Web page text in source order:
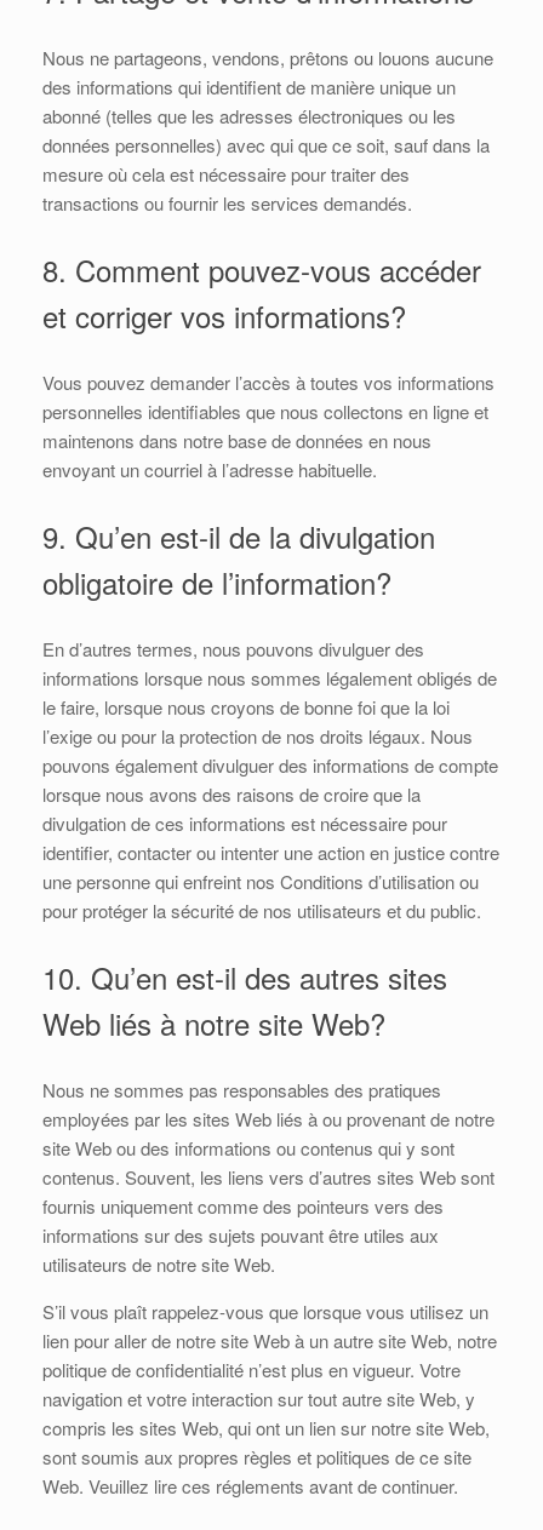
Nous ne partageons, vendons, prêtons ou louons aucune
des informations qui identifient de manière unique un
abonné (telles que les adresses électroniques ou les
données personnelles) avec qui que ce soit, sauf dans la
mesure où cela est nécessaire pour traiter des
transactions ou fournir les services demandés.
8. Comment pouvez-vous accéder
et corriger vos informations?
Vous pouvez demander l’accès à toutes vos informations
personnelles identifiables que nous collectons en ligne et
maintenons dans notre base de données en nous
envoyant un courriel à l’adresse habituelle.
9. Qu’en est-il de la divulgation
obligatoire de l’information?
En d’autres termes, nous pouvons divulguer des
informations lorsque nous sommes légalement obligés de
le faire, lorsque nous croyons de bonne foi que la loi
l’exige ou pour la protection de nos droits légaux. Nous
pouvons également divulguer des informations de compte
lorsque nous avons des raisons de croire que la
divulgation de ces informations est nécessaire pour
identifier, contacter ou intenter une action en justice contre
une personne qui enfreint nos Conditions d’utilisation ou
pour protéger la sécurité de nos utilisateurs et du public.
10. Qu’en est-il des autres sites
Web liés à notre site Web?
Nous ne sommes pas responsables des pratiques
employées par les sites Web liés à ou provenant de notre
site Web ou des informations ou contenus qui y sont
contenus. Souvent, les liens vers d’autres sites Web sont
fournis uniquement comme des pointeurs vers des
informations sur des sujets pouvant être utiles aux
utilisateurs de notre site Web.
S’il vous plaît rappelez-vous que lorsque vous utilisez un
lien pour aller de notre site Web à un autre site Web, notre
politique de confidentialité n’est plus en vigueur. Votre
navigation et votre interaction sur tout autre site Web, y
compris les sites Web, qui ont un lien sur notre site Web,
sont soumis aux propres règles et politiques de ce site
Web. Veuillez lire ces réglements avant de continuer.